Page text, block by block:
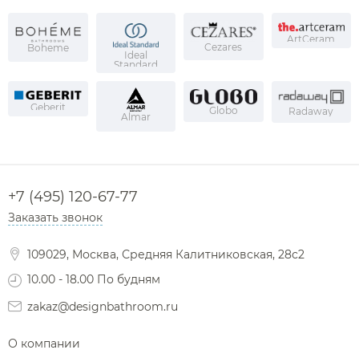
Сравнение Избранное Корзина
Полки-ниши
Сиденья
Сушилки для рук
Фены и держатели
Душевые форсунки
Комплектующие для душа
Boheme
Ideal
Standard
Cezares
ArtCeram
Geberit
Almar
Globo Radaway
+7 (495) 120-67-77
Заказать звонок
109029, Москва, Средняя Калитниковская, 28с2
10.00 - 18.00 По будням
zakaz@designbathroom.ru
О компании